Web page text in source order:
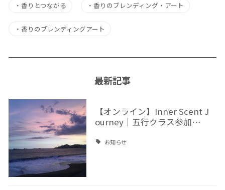
・ 香りとつながる ・ 香りのブレンディング・アート
・ 香りのブレンディングアート
最新記事
【オンライン】Inner Scent J
ourney｜五行クラス参加…
お知らせ